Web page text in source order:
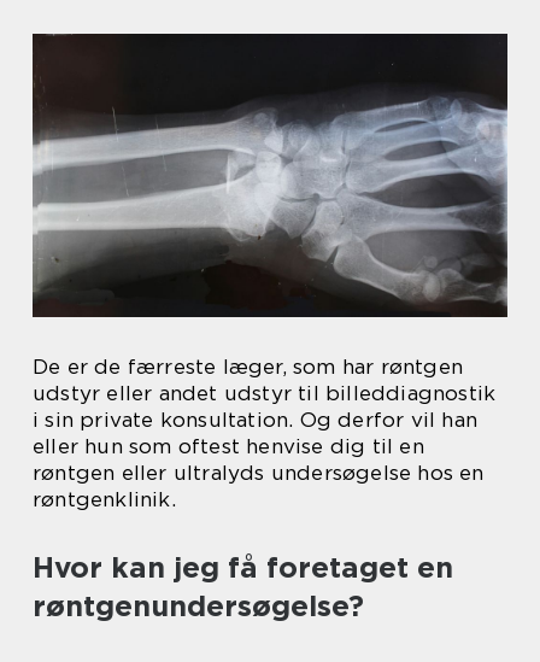
De er de færreste læger, som har røntgen
udstyr eller andet udstyr til billeddiagnostik
i sin private konsultation. Og derfor vil han
eller hun som oftest henvise dig til en
røntgen eller ultralyds undersøgelse hos en
røntgenklinik.
Hvor kan jeg få foretaget en
røntgenundersøgelse?